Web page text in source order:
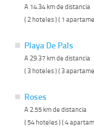
A 14.34 km de distancia
( 2 hoteles ) ( 1
Playa De Pals
A 29.37 km de distancia
( 3 hoteles ) ( 3
Roses
A 2.55 km de distancia
( 54 hoteles ) ( 4